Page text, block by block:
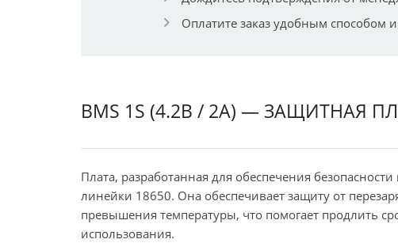
Оплатите заказ удобным способом
BMS 1S (4.2В / 2А) — ЗАЩИТНАЯ
Плата, разработанная для обеспечения
линейки 18650. Она обеспечивает защиту от
превышения температуры, что помогает продлить
использования.